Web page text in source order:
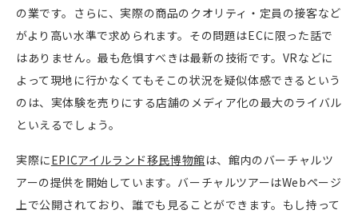
の業です。さらに、実際の商品のクオリティ・定員の接客など
がより高い水準で求められます。その問題はECに限った話で
はありません。最も危惧すべきは最新の技術です。 VRなどに
よって現地に行かなくてもそこの状況を疑似体感できるという
のは、実体験を売りにする店舗のメディア化の最大のライバル
といえるでしょう。
実際にEPICアイルランド移民博物館は、館内のバーチャルツ
アーの提供を開始しています。バーチャルツアーはWebページ
上で公開されており、誰でも見ることができます。もし持って